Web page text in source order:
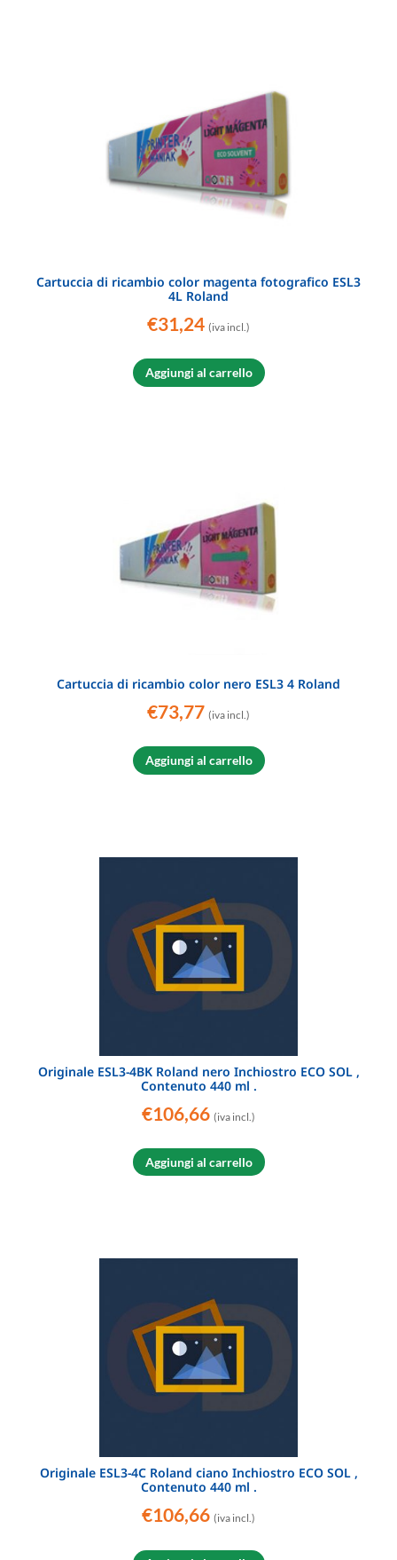
Cartuccia di ricambio color magenta fotografico ESL3
4L Roland
€31,24 (iva incl.)
Aggiungi al carrello
Cartuccia di ricambio color nero ESL3 4 Roland
€73,77 (iva incl.)
Aggiungi al carrello
Originale ESL3-4BK Roland nero Inchiostro ECO SOL ,
Contenuto 440 ml .
€106,66 (iva incl.)
Aggiungi al carrello
Originale ESL3-4C Roland ciano Inchiostro ECO SOL ,
Contenuto 440 ml .
€106,66 (iva incl.)